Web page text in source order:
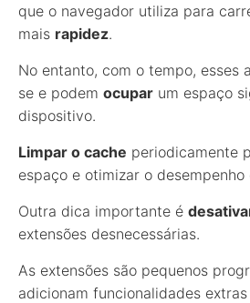
que o navegador utiliza para
mais rapidez.
No entanto, com o tempo, esses
se e podem ocupar um espaço
dispositivo.
Limpar o cache periodicamente
espaço e otimizar o desempenho
Outra dica importante é
extensões desnecessárias.
As extensões são pequenos
adicionam funcionalidades